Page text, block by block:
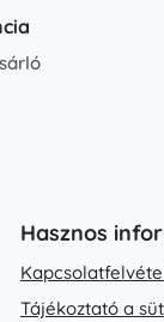
Hasznos
Tájékoztató a